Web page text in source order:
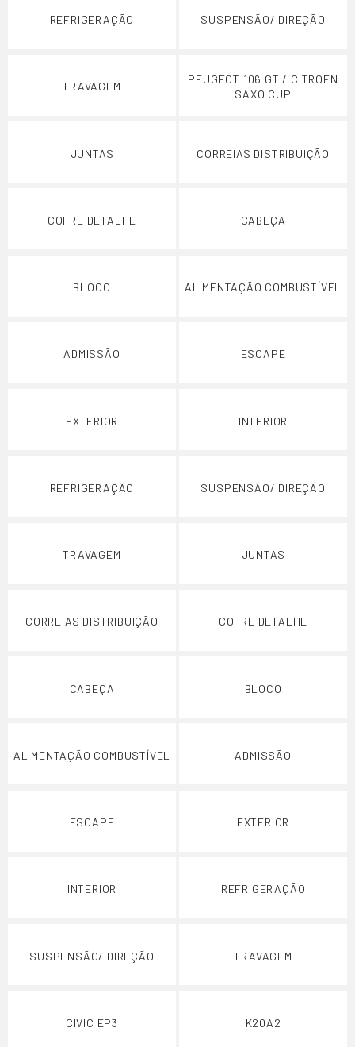
REFRIGERAÇÃO SUSPENSÃO/ DIREÇÃO
TRAVAGEM
PEUGEOT 106 GTI/ CITROEN
SAXO CUP
JUNTAS CORREIAS DISTRIBUIÇÃO
COFRE DETALHE CABEÇA
BLOCO ALIMENTAÇÃO COMBUSTÍVEL
ADMISSÃO ESCAPE
EXTERIOR INTERIOR
REFRIGERAÇÃO SUSPENSÃO/ DIREÇÃO
TRAVAGEM JUNTAS
CORREIAS DISTRIBUIÇÃO COFRE DETALHE
CABEÇA BLOCO
ALIMENTAÇÃO COMBUSTÍVEL ADMISSÃO
ESCAPE EXTERIOR
INTERIOR REFRIGERAÇÃO
SUSPENSÃO/ DIREÇÃO TRAVAGEM
CIVIC EP3 K20A2